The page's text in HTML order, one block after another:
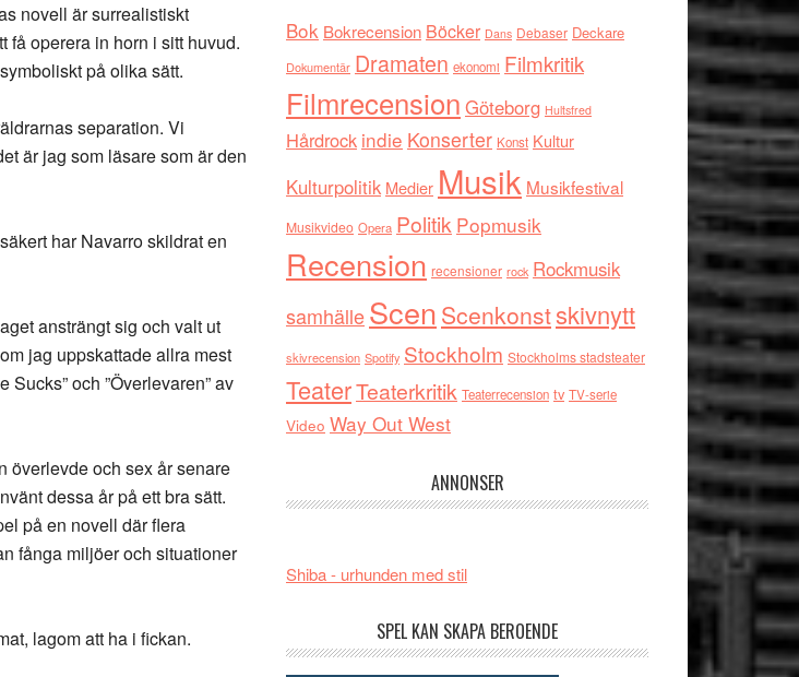
novell är surrealistiskt
få operera in horn i sitt huvud.
på olika sätt.
separation. Vi
är jag som läsare som är den
har Navarro skildrat en
ansträngt sig och valt ut
jag uppskattade allra mest
och ”Överlevaren” av
överlevde och sex år senare
dessa år på ett bra sätt.
på en novell där flera
fånga miljöer och situationer
lagom att ha i fickan.
Bok Bokrecension Böcker Dans Debaser Deckare
Dokumentär Dramaten ekonomi Filmkritik
Filmrecension Göteborg Hultsfred
Hårdrock indie Konserter Konst Kultur
Kulturpolitik Medier Musik Musikfestival
Musikvideo Opera Politik Popmusik
Recension recensioner rock Rockmusik
samhälleScen Scenkonstskivnytt
skivrecension Spotify Stockholm Stockholms stadsteater
TeaterTeaterkritik Teaterrecension tv TV-serie
Video Way Out West
ANNONSER
Shiba - urhunden med stil
SPEL KAN SKAPA BEROENDE